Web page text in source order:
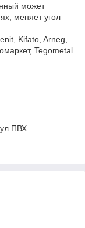
может
меняет угол
Kifato, Arneg,
Tegometal
ПВХ